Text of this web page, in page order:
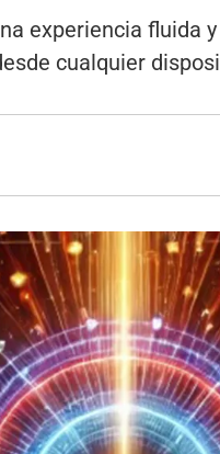
experiencia fluida
cualquier